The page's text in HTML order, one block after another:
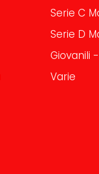
Serie C
Serie D
Giovanili
Varie